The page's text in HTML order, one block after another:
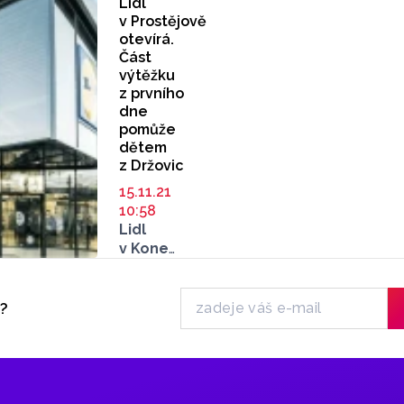
který
v úterý
časně
ráno
způsobil
mnohamilionové
škody,
založil
podle
policie
devětašedesátiletý
obyvatel
domu,
který
to novinářům
v Prostějově
otevírá.
Část
výtěžku
z prvního
dne
pomůže
dětem
z Držovic
15.11.21
10:58
Lidl
v Konečné
na pomezí
Prostějova
otevírá.